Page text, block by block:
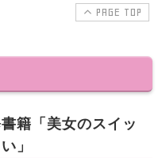
PAGE TOP
籍「美女のスイッ
」